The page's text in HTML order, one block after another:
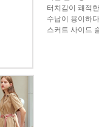
터치감이 쾌적
수납이 용이하
스커트 사이드